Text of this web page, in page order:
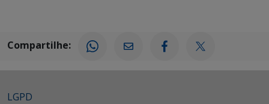
Compartilhe:
LGPD